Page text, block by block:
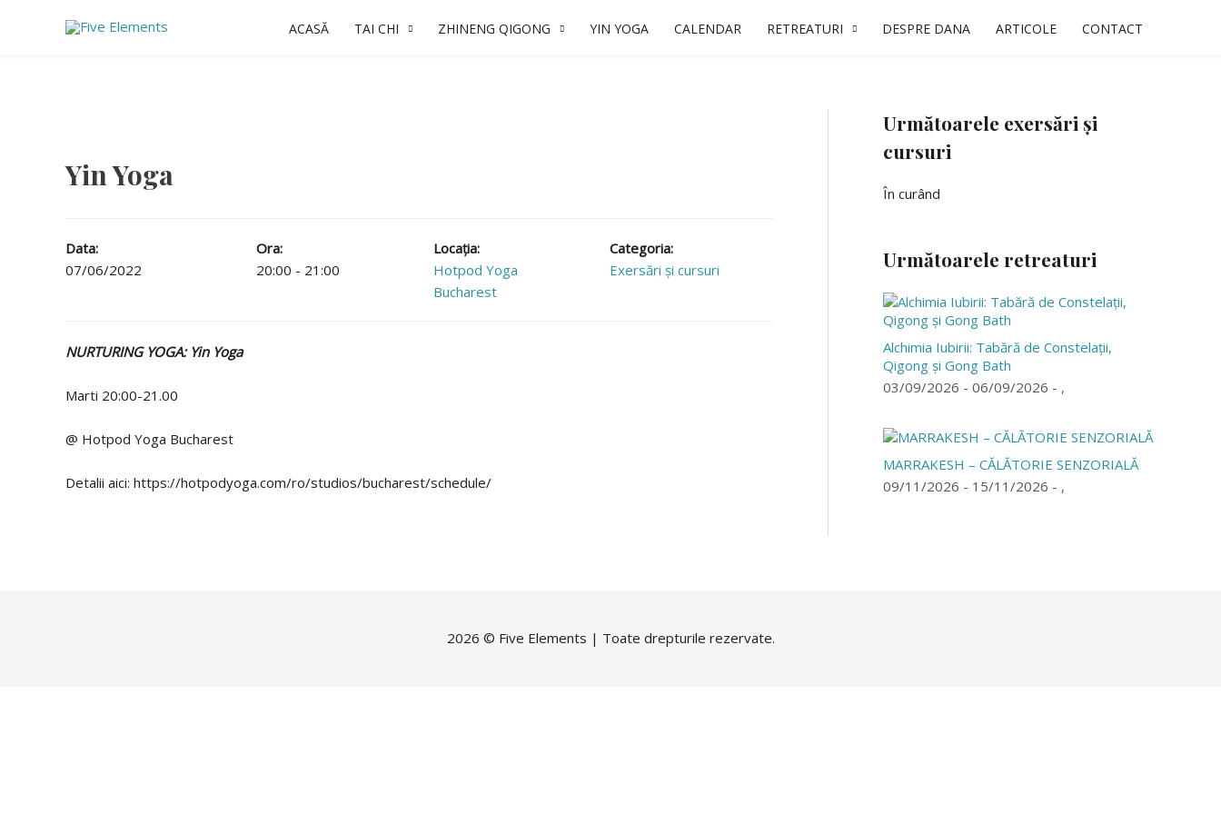
ACASĂ TAI CHI ZHINENG QIGONG YIN YOGA CALENDAR RETREATURI DESPRE DANA ARTICOLE CONTACT
Yin Yoga
Data:
07/06/2022
Ora:
20:00 - 21:00
Locaţia:
Hotpod Yoga
Bucharest
Categoria:
Exersări și cursuri
NURTURING YOGA: Yin Yoga
Marti 20:00-21.00
@ Hotpod Yoga Bucharest
Detalii aici: https://hotpodyoga.com/ro/studios/bucharest/schedule/
Următoarele exersări și
cursuri
În curând
Următoarele retreaturi
Alchimia Iubirii: Tabără de Constelații,
Qigong și Gong Bath
03/09/2026 - 06/09/2026 - ,
MARRAKESH – CĂLĂTORIE SENZORIALĂ
09/11/2026 - 15/11/2026 - ,
2026 © Five Elements | Toate drepturile rezervate.